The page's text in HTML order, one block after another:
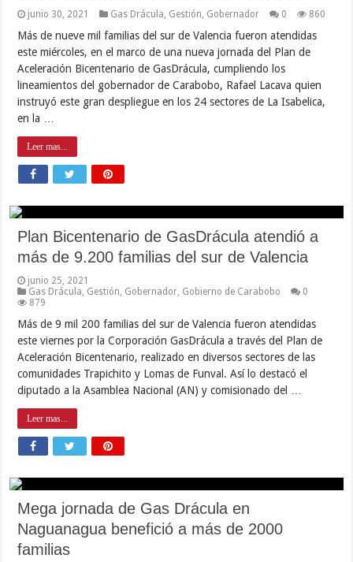
junio 30, 2021 Gas Drácula Gestión Gobernador 0 860
Más de nueve mil familias del sur de Valencia fueron atendidas
este miércoles, en el marco de una nueva jornada del Plan de
Aceleración Bicentenario de GasDrácula, cumpliendo los
lineamientos del gobernador de Carabobo, Rafael Lacava quien
instruyó este gran despliegue en los 24 sectores de La Isabelica,
en la …
Leer mas...
Plan Bicentenario de GasDrácula atendió a
más de 9.200 familias del sur de Valencia
junio 25, 2021
Gas Drácula Gestión Gobernador Gobierno de Carabobo
0
879
Más de 9 mil 200 familias del sur de Valencia fueron atendidas
este viernes por la Corporación GasDrácula a través del Plan de
Aceleración Bicentenario, realizado en diversos sectores de las
comunidades Trapichito y Lomas de Funval. Así lo destacó el
diputado a la Asamblea Nacional (AN) y comisionado del …
Leer mas...
Mega jornada de Gas Drácula en
Naguanagua benefició a más de 2000
familias